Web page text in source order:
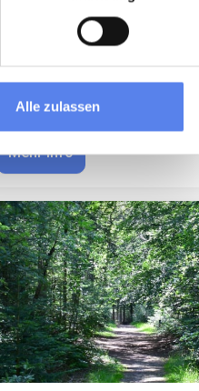
Alle zulassen
Kalkhöhlen
Mehr Info